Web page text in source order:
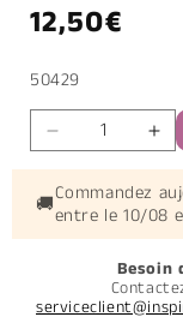
Prix
habituel
12,50€
SKU:
50429
Réduire
la
quantité
de
Kit
Docteur
la
de
Kit
du
🚚Commandez
entre le10/08
Besoin